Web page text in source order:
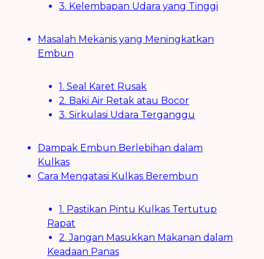
3. Kelembapan Udara yang Tinggi
Masalah Mekanis yang Meningkatkan
Embun
1. Seal Karet Rusak
2. Baki Air Retak atau Bocor
3. Sirkulasi Udara Terganggu
Dampak Embun Berlebihan dalam
Kulkas
Cara Mengatasi Kulkas Berembun
1. Pastikan Pintu Kulkas Tertutup
Rapat
2. Jangan Masukkan Makanan dalam
Keadaan Panas